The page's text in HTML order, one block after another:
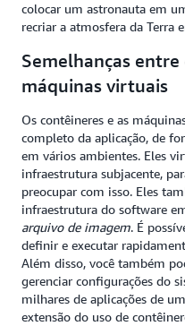
colocar um astronauta em
recriar a atmosfera da Terra
Semelhanças
máquinas virtuais
Os contêineres e as
completo da aplicação, de
em vários ambientes. Eles
infraestrutura subjacente,
preocupar com isso. Eles
infraestrutura do software
arquivo de imagem. É
definir e executar
Além disso, você também
gerenciar configurações do
milhares de aplicações de
extensão do uso de